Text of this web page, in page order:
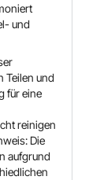
und
Teilen und
für eine
reinigen
Die
aufgrund